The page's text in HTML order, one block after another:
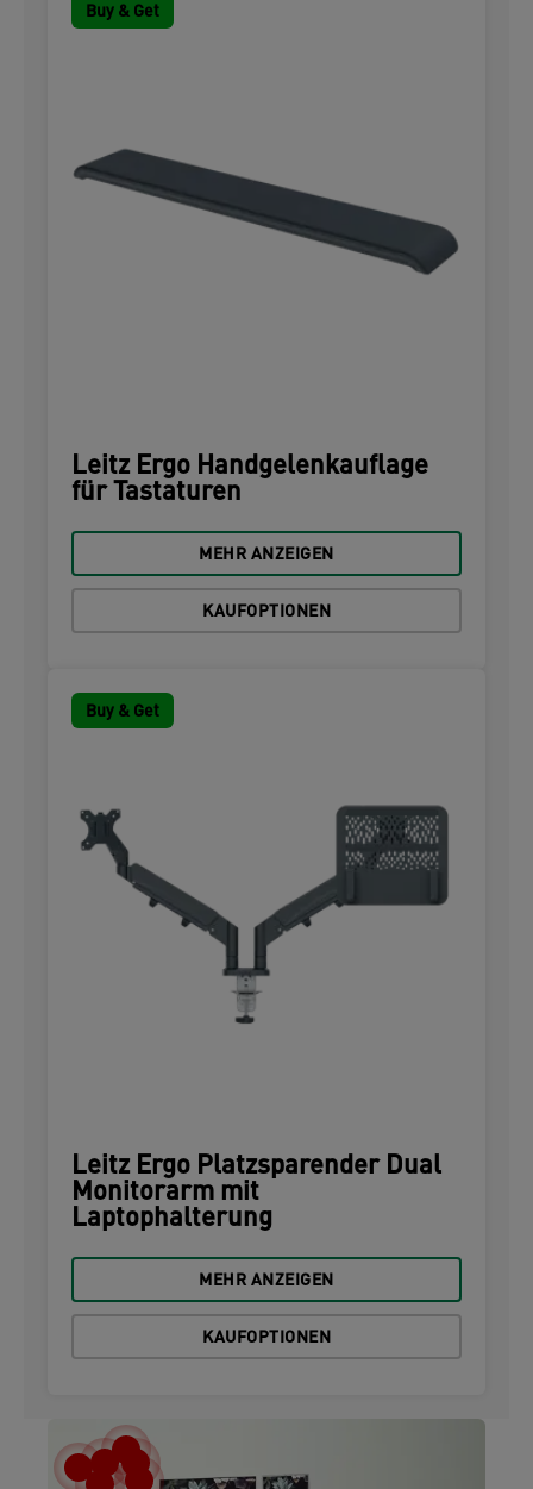
Buy & Get
Leitz Ergo Handgelenkauflage
für Tastaturen
MEHR ANZEIGEN
KAUFOPTIONEN
Buy & Get
Leitz Ergo Platzsparender Dual
Monitorarm mit
Laptophalterung
MEHR ANZEIGEN
KAUFOPTIONEN